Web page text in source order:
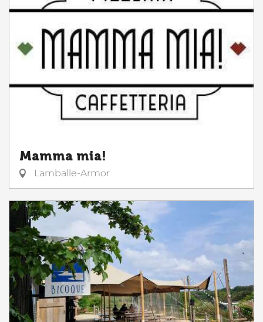
Mamma mia!
Lamballe-Armor